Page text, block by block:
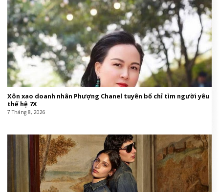
Xôn xao doanh nhân Phượng Chanel tuyên bố chỉ tìm người yêu
thế hệ 7X
7 Tháng 8, 2026